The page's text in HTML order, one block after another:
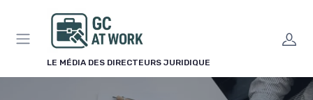
LE MÉDIA DES DIRECTEURS JURIDIQUE